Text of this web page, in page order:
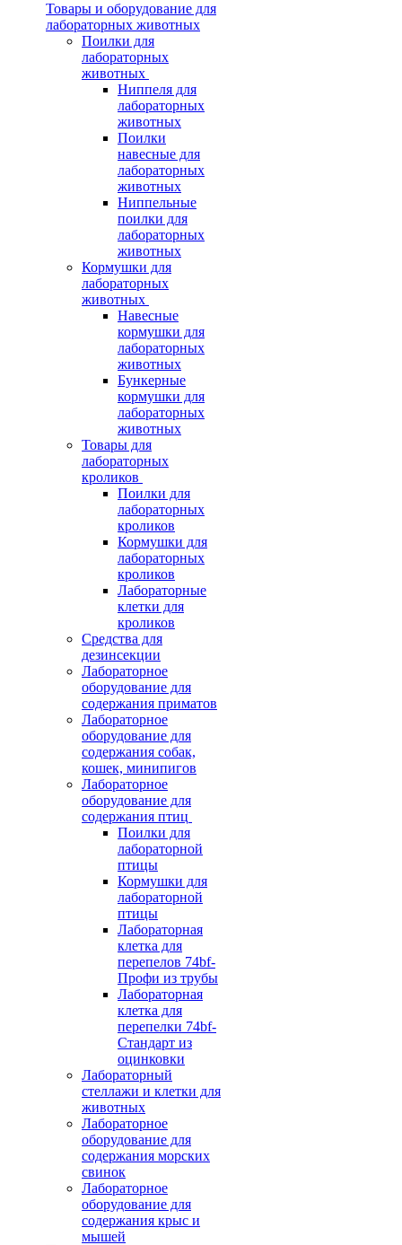
Товары и оборудование для
лабораторных животных
Поилки для
лабораторных
животных
Ниппеля для
лабораторных
животных
Поилки
навесные для
лабораторных
животных
Ниппельные
поилки для
лабораторных
животных
Кормушки для
лабораторных
животных
Навесные
кормушки для
лабораторных
животных
Бункерные
кормушки для
лабораторных
животных
Товары для
лабораторных
кроликов
Поилки для
лабораторных
кроликов
Кормушки для
лабораторных
кроликов
Лабораторные
клетки для
кроликов
Средства для
дезинсекции
Лабораторное
оборудование для
содержания приматов
Лабораторное
оборудование для
содержания собак,
кошек, минипигов
Лабораторное
оборудование для
содержания птиц
Поилки для
лабораторной
птицы
Кормушки для
лабораторной
птицы
Лабораторная
клетка для
перепелов 74bf-
Профи из трубы
Лабораторная
клетка для
перепелки 74bf-
Стандарт из
оцинковки
Лабораторный
стеллажи и клетки для
животных
Лабораторное
оборудование для
содержания морских
свинок
Лабораторное
оборудование для
содержания крыс и
мышей